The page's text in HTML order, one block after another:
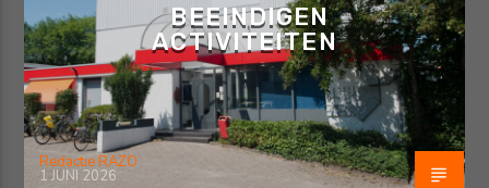
BEEINDIGEN
ACTIVITEITEN
Redactie RAZO
1 JUNI 2026